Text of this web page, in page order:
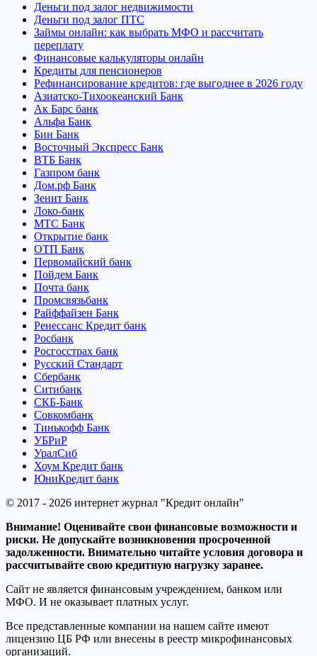
Деньги под залог недвижимости
Деньги под залог ПТС
Займы онлайн: как выбрать МФО и рассчитать
переплату
Финансовые калькуляторы онлайн
Кредиты для пенсионеров
Рефинансирование кредитов: где выгоднее в 2026 году
Азиатско-Тихоокеанский Банк
Ак Барс банк
Альфа Банк
Бин Банк
Восточный Экспресс Банк
ВТБ Банк
Газпром банк
Дом.рф Банк
Зенит Банк
Локо-банк
МТС Банк
Открытие банк
ОТП Банк
Первомайский банк
Пойдем Банк
Почта банк
Промсвязьбанк
Райффайзен Банк
Ренессанс Кредит банк
Росбанк
Росгосстрах банк
Русский Стандарт
Сбербанк
Ситибанк
СКБ-Банк
Совкомбанк
Тинькофф Банк
УБРиР
УралСиб
Хоум Кредит банк
ЮниКредит банк
© 2017 - 2026 интернет журнал "Кредит онлайн"
Внимание! Оценивайте свои финансовые возможности и
риски. Не допускайте возникновения просроченной
задолженности. Внимательно читайте условия договора и
рассчитывайте свою кредитную нагрузку заранее.
Сайт не является финансовым учреждением, банком или
МФО. И не оказывает платных услуг.
Все представленные компании на нашем сайте имеют
лицензию ЦБ РФ или внесены в реестр микрофинансовых
организаций.